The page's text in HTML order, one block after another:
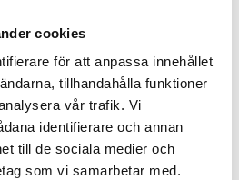
cookies
för att anpassa innehållet
tillhandahålla funktioner
vår trafik. Vi
identifierare och annan
till de sociala medier och
som vi samarbetar med.
att fynda
Djurtillbehör